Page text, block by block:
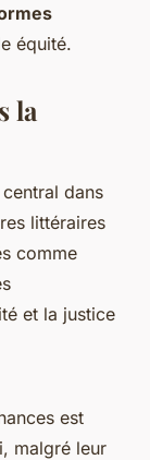
équité.
la
central dans
littéraires
comme
et la justice
est
malgré leur